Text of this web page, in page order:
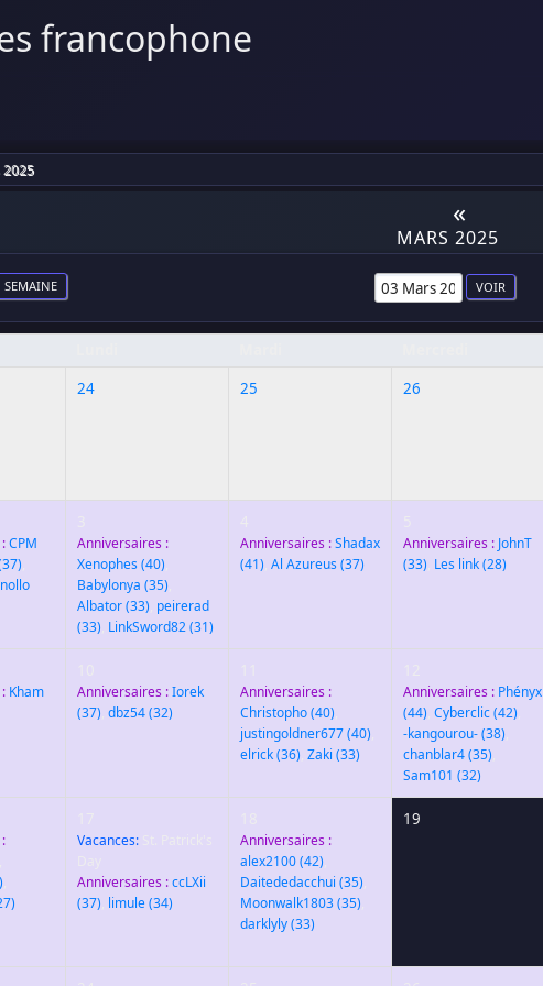
francophone
2025
«
MARS 2025
SEMAINE
24 25 26
CPM
nollo
Anniversaires :
Xenophes (40)
Babylonya (35)
Albator(33) peirerad
(33) LinkSword82(31)
Anniversaires :Shadax
(41) Al Azureus (37)
Anniversaires : JohnT
(33) Les link(28)
Kham
Anniversaires :Iorek
(37) dbz54(32)
Anniversaires :
Christopho(40)
justingoldner677(40)
elrick(36) Zaki (33)
Anniversaires : Phényx
(44) Cyberclic(42)
-kangourou-(38)
chanblar4(35)
Sam101 (32)
Vacances:
Anniversaires :ccLXii
(37) limule(34)
Anniversaires :
alex2100(42)
Daitededacchui (35)
Moonwalk1803(35)
darklyly(33)
19